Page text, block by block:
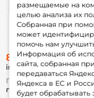
размещаемые на
целью анализа их
Собранная при
может
помочь нам
Информация об
сайта, собранная
передаваться
Яндекса в ЕС и
будет
8 (495) 532-77-88
info@foxfishing.ru
По вопросам с заказом
г. Москва, ул.